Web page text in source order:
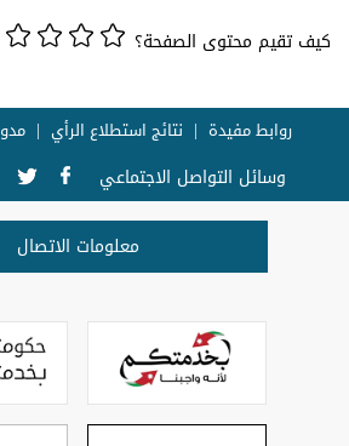
كيف تقيم محتوى الصفحة؟
روابط مفيدة نتائج استطلاع الرأي
وسائل التواصل الاجتماعي
معلومات الاتصال